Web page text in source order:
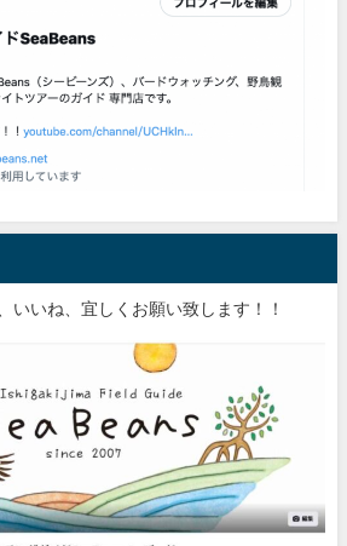
いいね、宜しくお願い致します！！